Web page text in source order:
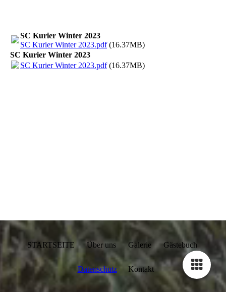
SC Kurier Winter 2023
SC Kurier Winter 2023.pdf(16.37MB)
SC Kurier Winter 2023
SC Kurier Winter 2023.pdf(16.37MB)
STARTSEITE Über uns Galerie Gästebuch
Datenschutz Kontakt